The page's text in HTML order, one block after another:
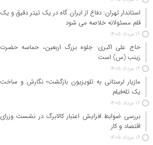
استاندار تهران: دفاع از ایران گاه در یک تیتر دقیق و یک
قلم مسئولانه خلاصه می شود
16 مرداد 1405
حاج‌ علی‌ اکبری: جلوه بزرگ اربعین، حماسه حضرت
زینب (س) است
16 مرداد 1405
مازیار لرستانی به تلویزیون بازگشت؛ نگارش و ساخت
یک تله‌فیلم
16 مرداد 1405
بررسی ضوابط افزایش اعتبار کالابرگ در نشست وزرای
اقتصاد و کار
16 مرداد 1405